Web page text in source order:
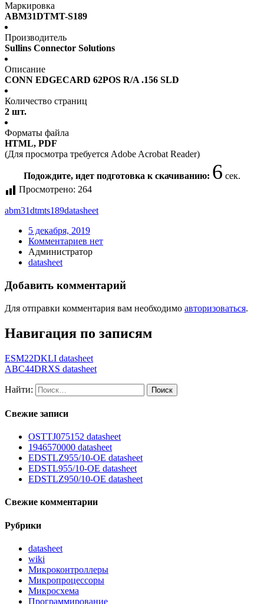
Маркировка
ABM31DTMT-S189
Производитель
Sullins Connector Solutions
Описание
CONN EDGECARD 62POS R/A .156 SLD
Количество страниц
2 шт.
Форматы файла
HTML, PDF
(Для просмотра требуется Adobe Acrobat Reader)
Подождите, идет подготовка к скачиванию: 6 сек.
Просмотрено: 264
abm31dtmts189datasheet
5 декабря, 2019
Комментариев нет
Администратор
datasheet
Добавить комментарий
Для отправки комментария вам необходимо авторизоваться.
Навигация по записям
ESM22DKLI datasheet
ABC44DRXS datasheet
Найти:
Свежие записи
OSTTJ075152 datasheet
1946570000 datasheet
EDSTLZ955/10-OE datasheet
EDSTL955/10-OE datasheet
EDSTLZ950/10-OE datasheet
Свежие комментарии
Рубрики
datasheet
wiki
Микроконтроллеры
Микропроцессоры
Микросхема
Программирование